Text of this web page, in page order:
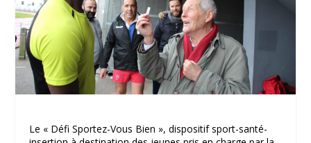
Le « Défi Sportez-Vous Bien », dispositif sport-santé-